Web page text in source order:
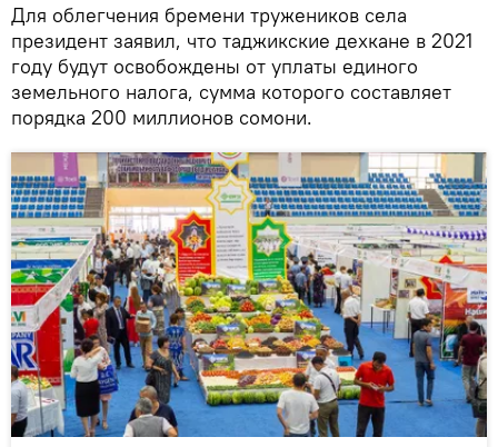
Для облегчения бремени тружеников села
президент заявил, что таджикские дехкане в 2021
году будут освобождены от уплаты единого
земельного налога, сумма которого составляет
порядка 200 миллионов сомони.